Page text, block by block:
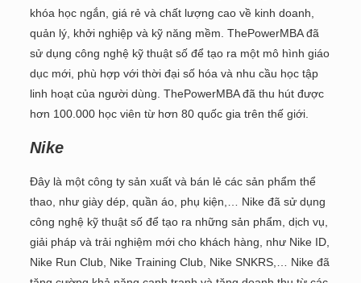
khóa học ngắn, giá rẻ và chất lượng cao về kinh doanh,
quản lý, khởi nghiệp và kỹ năng mềm. ThePowerMBA đã
sử dụng công nghệ kỹ thuật số để tạo ra một mô hình giáo
dục mới, phù hợp với thời đại số hóa và nhu cầu học tập
linh hoạt của người dùng. ThePowerMBA đã thu hút được
hơn 100.000 học viên từ hơn 80 quốc gia trên thế giới.
Nike
Đây là một công ty sản xuất và bán lẻ các sản phẩm thể
thao, như giày dép, quần áo, phụ kiện,… Nike đã sử dụng
công nghệ kỹ thuật số để tạo ra những sản phẩm, dịch vụ,
giải pháp và trải nghiệm mới cho khách hàng, như Nike ID,
Nike Run Club, Nike Training Club, Nike SNKRS,… Nike đã